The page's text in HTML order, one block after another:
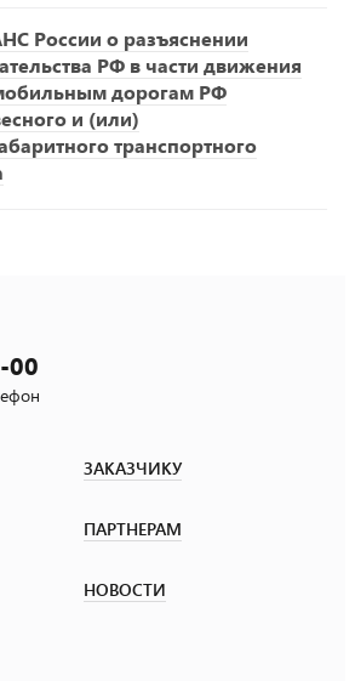
России о разъяснении
РФ в части движения
дорогам РФ
и (или)
транспортного
00
ЗАКАЗЧИКУ
ПАРТНЕРАМ
НОВОСТИ